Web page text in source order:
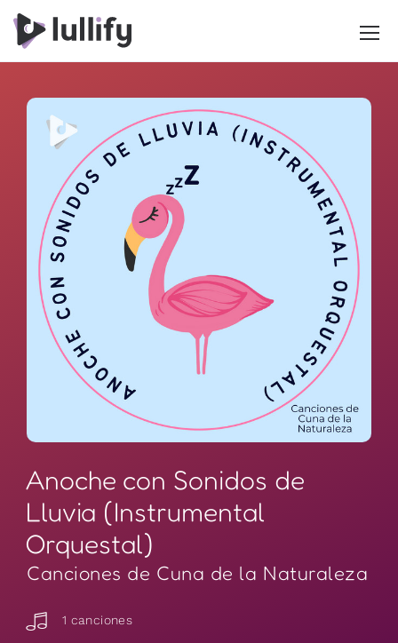
Anoche con Sonidos de
Lluvia (Instrumental
Orquestal)
Canciones de Cuna de la Naturaleza
1 canciones